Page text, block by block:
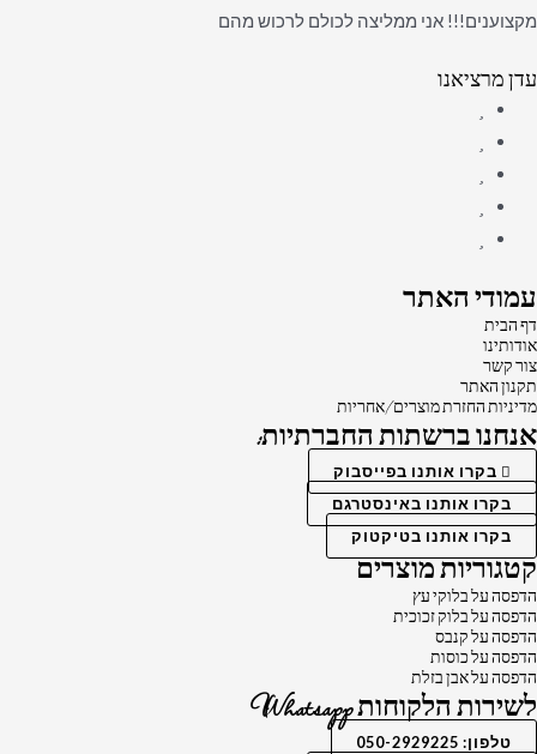
מקצוענים!!! אני ממליצה לכולם לרכוש מהם
עדן מרציאנו
עמודי האתר
דף הבית
אודותינו
צור קשר
תקנון האתר
מדיניות החזרת מוצרים/אחריות
אנחנו ברשתות החברתיות:
בקרו אותנו בפייסבוק
בקרו אותנו באינסטרגם
בקרו אותנו בטיקטוק
קטגוריות מוצרים
הדפסה על בלוקי עץ
הדפסה על בלוק זכוכית
הדפסה על קנבס
הדפסה על כוסות
הדפסה על אבן בזלת
לשירות הלקוחות Whatsapp
טלפון: 050-2929225